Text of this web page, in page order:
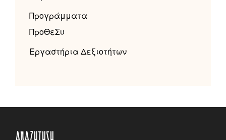
Προγράμματα
ΠροΘεΣυ
Εργαστήρια Δεξιοτήτων